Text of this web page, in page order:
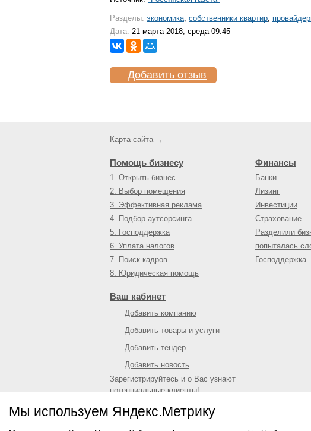
Разделы: экономика, собственники квартир,
Дата: 21 марта 2018, среда 09:45
Добавить отзыв
Мы используем Яндекс.Метрику
Карта сайта →
Помощь бизнесу
1. Открыть бизнес
2. Выбор помещения
3. Эффективная реклама
4. Подбор аутсорсинга
5. Господдержка
6. Уплата налогов
7. Поиск кадров
8. Юридическая помощь
Финансы
Банки
Лизинг
Инвестиции
Страхование
Разделили
попыталась
Господдержка
Ваш кабинет
Добавить компанию
Добавить товары и услуги
Добавить тендер
Добавить новость
Зарегистрируйтесь и о Вас узнают
потенциальные клиенты!